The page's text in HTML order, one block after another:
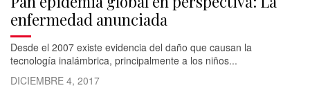
enfermedad anunciada
Desde el 2007 existe evidencia del daño que causan la
tecnología inalámbrica, principalmente a los niños...
DICIEMBRE 4, 2017